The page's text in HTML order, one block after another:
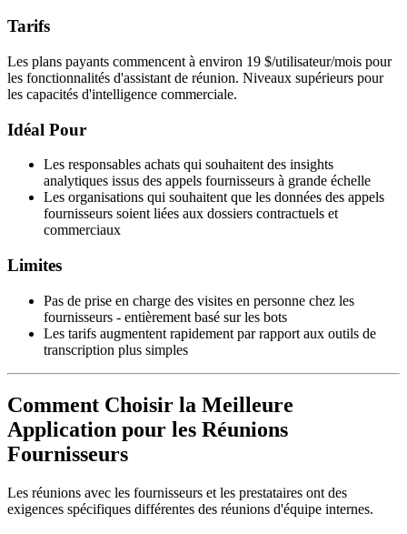
Tarifs
Les plans payants commencent à environ 19 $/utilisateur/mois pour
les fonctionnalités d'assistant de réunion. Niveaux supérieurs pour
les capacités d'intelligence commerciale.
Idéal Pour
Les responsables achats qui souhaitent des insights
analytiques issus des appels fournisseurs à grande échelle
Les organisations qui souhaitent que les données des appels
fournisseurs soient liées aux dossiers contractuels et
commerciaux
Limites
Pas de prise en charge des visites en personne chez les
fournisseurs - entièrement basé sur les bots
Les tarifs augmentent rapidement par rapport aux outils de
transcription plus simples
Comment Choisir la Meilleure
Application pour les Réunions
Fournisseurs
Les réunions avec les fournisseurs et les prestataires ont des
exigences spécifiques différentes des réunions d'équipe internes.